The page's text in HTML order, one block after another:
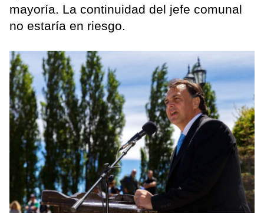
mayoría. La continuidad del jefe comunal
no estaría en riesgo.